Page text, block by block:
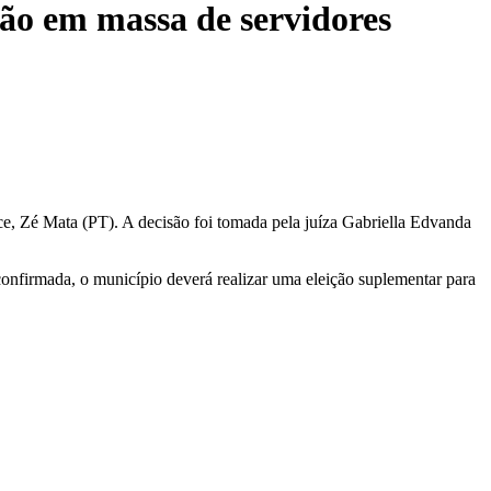
em massa de servidores
Zé Mata (PT). A decisão foi tomada pela juíza Gabriella Edvanda
o município deverá realizar uma eleição suplementar para